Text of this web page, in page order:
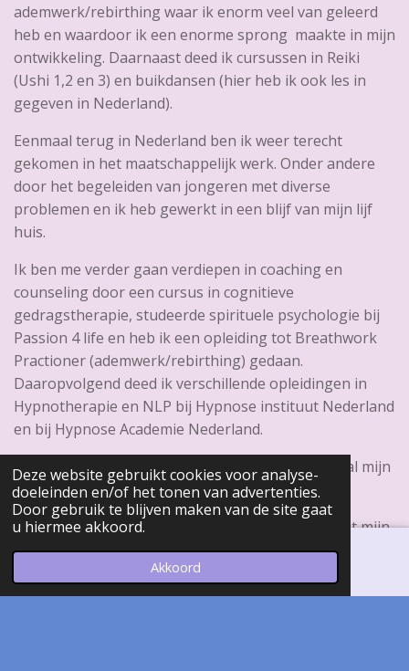
Deze website gebruikt cookies voor analyse-
doeleinden en/of het tonen van advertenties.
Door gebruik te blijven maken van de site gaat
u hiermee akkoord.
Akkoord
ademwerk/rebirthing waar ik enorm veel van geleerd
heb en waardoor ik een enorme sprong maakte in mijn
ontwikkeling. Daarnaast deed ik cursussen in Reiki
(Ushi 1,2 en 3) en buikdansen (hier heb ik ook les in
gegeven in Nederland).
Eenmaal terug in Nederland ben ik weer terecht
gekomen in het maatschappelijk werk. Onder andere
door het begeleiden van jongeren met diverse
problemen en ik heb gewerkt in een blijf van mijn lijf
huis.
Ik ben me verder gaan verdiepen in coaching en
counseling door een cursus in cognitieve
gedragstherapie, studeerde spirituele psychologie bij
Passion 4 life en heb ik een opleiding tot Breathwork
Practioner (ademwerk/rebirthing) gedaan.
Daaropvolgend deed ik verschillende opleidingen in
Hypnotherapie en NLP bij Hypnose instituut Nederland
en bij Hypnose Academie Nederland.
Sinds juni 2015 heb ik een eigen praktijk waar ik al mijn
ervaring en visie samen heb kunnen voegen.
Binnen mijn praktijk combineer ik mijn kennis met mijn
intuïtie. Ik heb een spirituele inslag maar blijf daarbij
graag met beide voeten op de grond staan!
E-mailadres